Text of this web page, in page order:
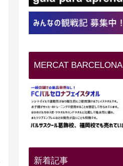
MERCAT BARCELONA
新着記事